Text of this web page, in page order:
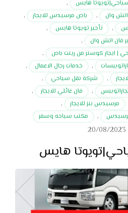
سياحي|تويوتا هايس
,
اتش وان
, باص مرسيدس للايجار
,
, تأجير تويوتا هايس
,
فان اتش وان
,
| ايجار كوستر من رينت باص
,
, خدمات رجال الاعمال
,
, شركة نقل سياحي
,
, فان عائلي للايجار
,
مرسيدس بنز للايجار
,
مرسيدس
, مكتب سياحه وسفر
20/08/2023
هايس